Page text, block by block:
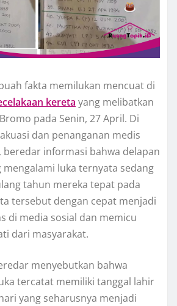
fakta memilukan mencuat di
kereta yang melibatkan
pada Senin, 27 April. Di
dan penanganan medis
informasi bahwa delapan
mengalami luka ternyata sedang
tahun mereka tepat pada
tersebut dengan cepat menjadi
di media sosial dan memicu
dari masyarakat.
menyebutkan bahwa
tercatat memiliki tanggal lahir
yang seharusnya menjadi